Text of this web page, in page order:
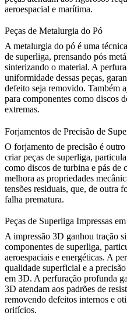
aeroespacial e marítima.
Peças de Metalurgia do Pó
Ametalurgia do pó é uma
de superliga, prensando pós
sinterizando o material. A
uniformidade dessas peças,
defeito seja removido. Também
para componentes como discos
extremas.
Forjamentos de Precisão de
O forjamento de precisão é outro
criar peças de superliga,
como discos de turbina e pás de
melhora as propriedades
tensões residuais, que, de outra
falha prematura.
Peças de Superliga Impressas
A impressão 3D ganhou tração
componentes de superliga,
aeroespaciais e energéticas. A
qualidade superficial e a
em 3D. A perfuração profunda
3D atendam aos padrões de
removendo defeitos internos e
orifícios.